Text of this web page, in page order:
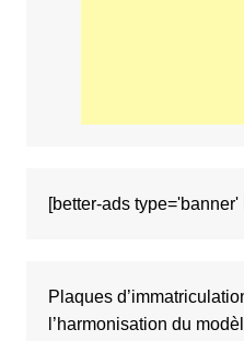
[better-ads type='banner'
Plaques
l’harmonisation du